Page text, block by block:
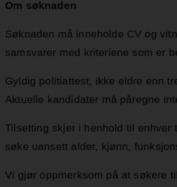
Om søknaden
Søknaden må inneholde CV og
samsvarer med kriteriene som er
Gyldig politiattest, ikke eldre enn
Aktuelle kandidater må påregne
Tilsetting skjer i henhold til enhver
søke uansett alder, kjønn,
Vi gjør oppmerksom på at søkere